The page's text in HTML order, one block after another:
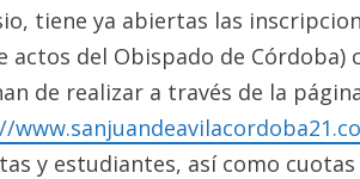
tiene ya abiertas las
actos del Obispado de
de realizar a través de la
y estudiantes, así como